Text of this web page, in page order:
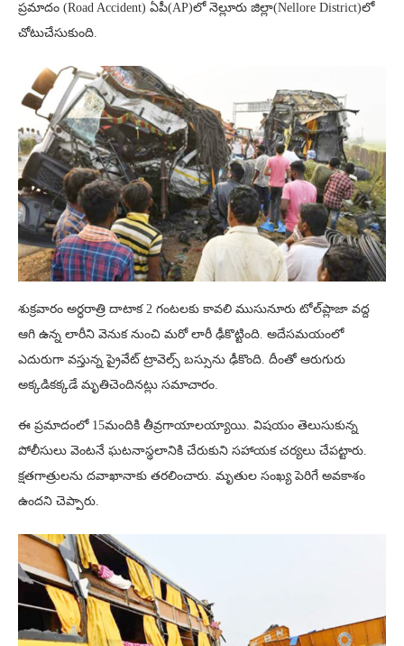
ప్రమాదం (Road Accident) ఏపీ(AP)లో నెల్లూరు జిల్లా(Nellore District)లో
చోటుచేసుకుంది.
శుక్రవారం అర్ధరాత్రి దాటాక 2 గంటలకు కావలి ముసునూరు టోల్‌ప్లాజా వద్ద
ఆగి ఉన్న లారీని వెనుక నుంచి మరో లారీ ఢీకొట్టింది. అదేసమయంలో
ఎదురుగా వస్తున్న ప్రైవేట్‌ ట్రావెల్స్‌ బస్సును ఢీకొంది. దీంతో ఆరుగురు
అక్కడికక్కడే మృతిచెందినట్లు సమాచారం.
ఈ ప్రమాదంలో 15మందికి తీవ్రగాయాలయ్యాయి. విషయం తెలుసుకున్న
పోలీసులు వెంటనే ఘటనాస్థలానికి చేరుకుని సహాయక చర్యలు చేపట్టారు.
క్షతగాత్రులను దవాఖానాకు తరలించారు. మృతుల సంఖ్య పెరిగే అవకాశం
ఉందని చెప్పారు.